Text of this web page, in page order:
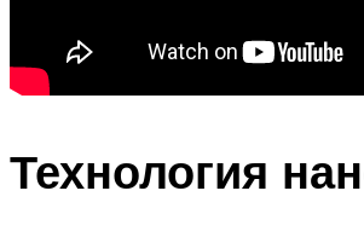
Технология